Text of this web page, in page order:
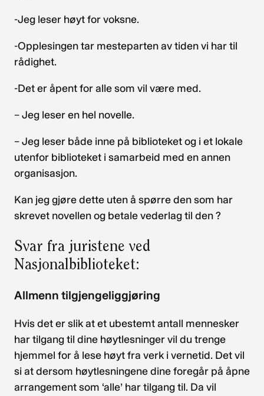
-Jeg leser høyt for voksne.
-Opplesingen tar mesteparten av tiden vi har til
rådighet.
-Det er åpent for alle som vil være med.
– Jeg leser en hel novelle.
– Jeg leser både inne på biblioteket og i et lokale
utenfor biblioteket i samarbeid med en annen
organisasjon.
Kan jeg gjøre dette uten å spørre den som har
skrevet novellen og betale vederlag til den ?
Svar fra juristene ved
Nasjonalbiblioteket:
Allmenn tilgjengeliggjøring
Hvis det er slik at et ubestemt antall mennesker
har tilgang til dine høytlesninger vil du trenge
hjemmel for å lese høyt fra verk i vernetid. Det vil
si at dersom høytlesningene dine foregår på åpne
arrangement som ‘alle’ har tilgang til. Da vil